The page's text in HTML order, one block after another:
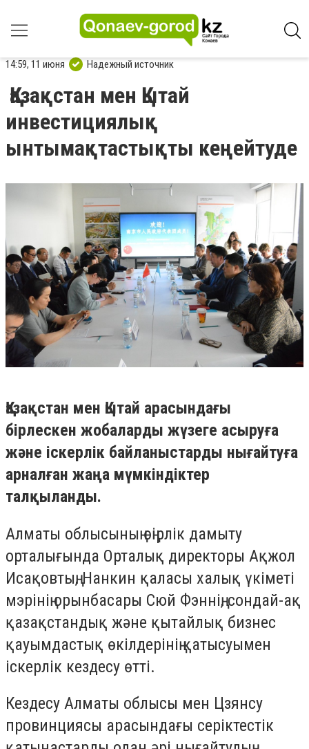
14:59, 11 июня Надежный источник
Қазақстан мен Қытай
инвестициялық
ынтымақтастықты кеңейтуде
Қазақстан мен Қытай арасындағы
бірлескен жобаларды жүзеге асыруға
және іскерлік байланыстарды нығайтуға
арналған жаңа мүмкіндіктер
талқыланды.
Алматы облысының өңірлік дамыту
орталығында Орталық директоры Ақжол
Исақовтың, Нанкин қаласы халық үкіметі
мэрінің орынбасары Сюй Фэннің, сондай-ақ
қазақстандық және қытайлық бизнес
қауымдастық өкілдерінің қатысуымен
іскерлік кездесу өтті.
Кездесу Алматы облысы мен Цзянсу
провинциясы арасындағы серіктестік